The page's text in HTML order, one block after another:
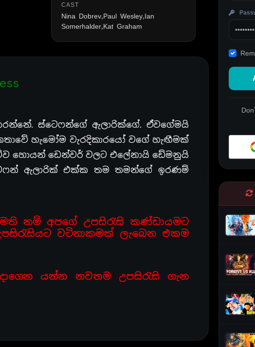
CAST
Nina Dobrev,Paul Wesley,Ian
Somerhalder,Kat Graham
ස්ටෙෆන්ගේ ඇලාරික්ගේ. ඒවගේමයි
හැමෝම වැරදිකාරයෝ වගේ හැඟීමක්
හොයන් ඩෙන්වර් වලට එලේනායි ඩේමනුයි
ඇලාරික් එක්ක තම තමන්ගේ ඉරණම්
නම් අපගේ උපසිරැසි කණ්ඩායමට
වටිනාකමක් ලැබෙන එකම
යන්න නවතම උපසිරැසි ගැන